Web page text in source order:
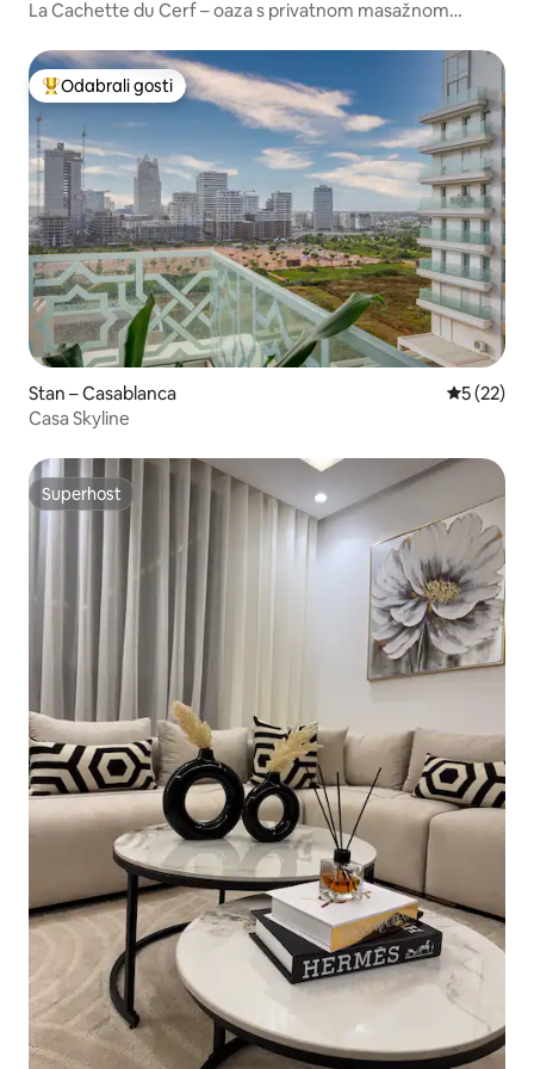
La Cachette du Cerf – oaza s privatnom masažnom
Među najviše rangiranima s oznakom „Odabrali gosti”
Odabrali gosti
Stan – Casablanca Prosječna
5 (22)
Casa Skyline
Superhost
Superhost